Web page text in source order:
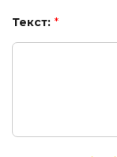
Текст: *